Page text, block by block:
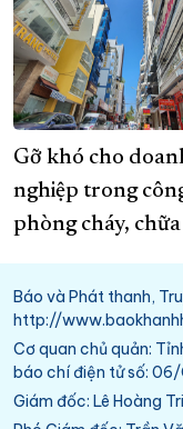
Gỡ khó cho
nghiệp trong
phòng cháy,
Báo và Phát thanh,
http://
Cơ quan chủ quản:
báo chí điện tử số:
Giám đốc: Lê Hoàng